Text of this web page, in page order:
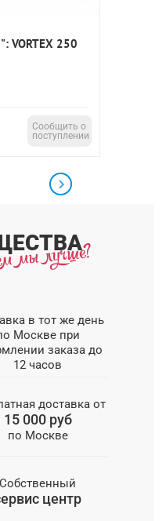
VORTEX 250
Сообщить о
поступлении
в тот же день
Москве при
заказа до
12 часов
доставка от
15 000 руб
по Москве
Собственный
центр